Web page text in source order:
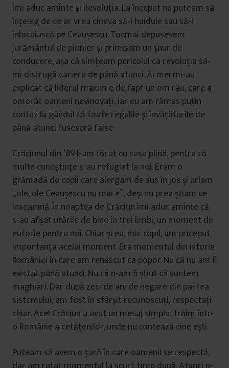
Îmi aduc aminte și Revoluția. La început nu puteam să
înțeleg de ce ar vrea cineva să-l huiduie sau să-l
înlocuiască pe Ceaușescu. Tocmai depusesem
jurământul de pionier și primisem un șnur de
conducere, așa că simțeam pericolul ca revoluția să-
mi distrugă cariera de până atunci. Ai mei mi-au
explicat că liderul maxim e de fapt un om rău, care a
omorât oameni nevinovați, iar eu am rămas puțin
confuz la gândul că toate regulile și învățăturile de
până atunci fuseseră false.
Crăciunul din ’89 l-am făcut cu casa plină, pentru că
multe cunoștințe s-au refugiat la noi. Eram o
grămadă de copii care alergam de sus în jos și urlam
„ole, ole Ceaușescu nu mai e”, deși nu prea știam ce
înseamnă. În noaptea de Crăciun îmi aduc aminte că
s-au afișat urările de bine în trei limbi, un moment de
euforie pentru noi. Chiar și eu, mic copil, am priceput
importanța acelui moment. Era momentul din istoria
României în care am renăscut ca popor. Nu că nu am fi
existat până atunci. Nu că n-am fi știut că suntem
maghiari. Dar după zeci de ani de negare din partea
sistemului, am fost în sfârșit recunoscuți, respectați
chiar. Acel Crăciun a avut un mesaj simplu: trăim într-
o Românie a cetățenilor, unde nu contează cine ești.
Puteam să avem o țară în care oamenii se respectă,